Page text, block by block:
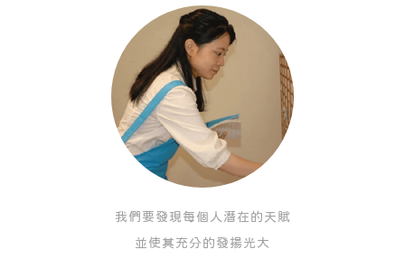
我們要發現每個人潛在的天賦
並使其充分的發揚光大